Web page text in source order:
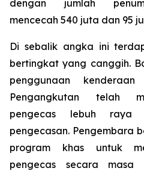
dengan jumlah
mencecah 540 juta dan 95
Di sebalik angka ini
bertingkat yang canggih.
penggunaan
Pengangkutan telah
pengecas lebuh raya
pengecasan. Pengembara
program khas untuk
pengecas secara